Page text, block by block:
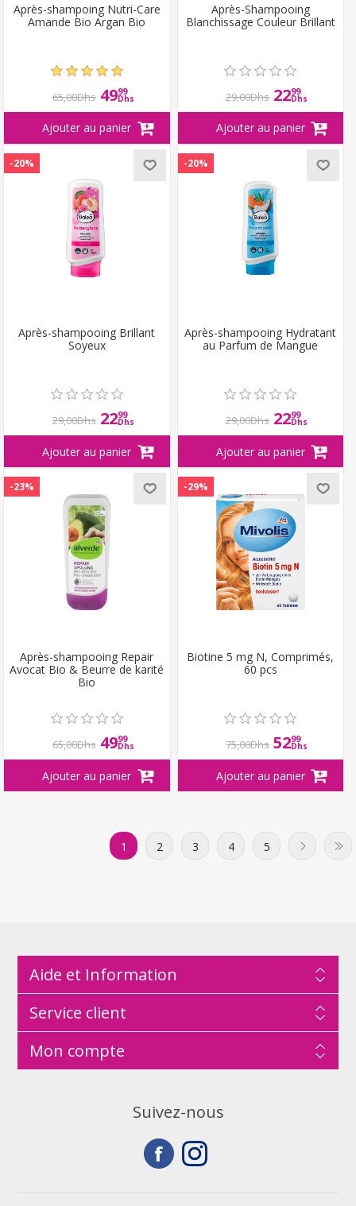
Après-shampoing Nutri-Care
Amande Bio Argan Bio
65,00Dhs 4999
Dhs
Après-Shampooing
Blanchissage Couleur Brillant
29,00Dhs 2299
Dhs
-20%
Après-shampooing Brillant
Soyeux
29,00Dhs 2299
Dhs
-20%
Après-shampooing Hydratant
au Parfum de Mangue
29,00Dhs 2299
Dhs
-23%
Après-shampooing Repair
Avocat Bio & Beurre de karité
Bio
65,00Dhs 4999
Dhs
-29%
Biotine 5 mg N, Comprimés,
60 pcs
75,00Dhs 5299
Dhs
1 2 3 4 5
Aide et Information
Service client
Mon compte
Suivez-nous